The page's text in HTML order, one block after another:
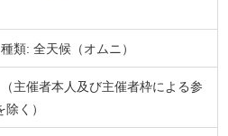
種類: 全天候（オムニ）
（主催者本人及び主催者枠による参
除く）